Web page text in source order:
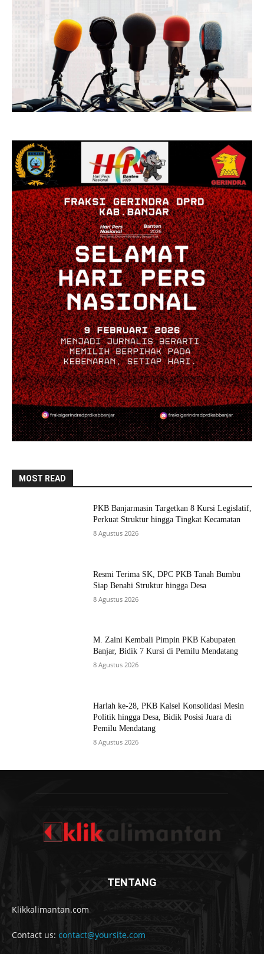
MOST READ
PKB Banjarmasin Targetkan 8 Kursi Legislatif,
Perkuat Struktur hingga Tingkat Kecamatan
8 Agustus 2026
Resmi Terima SK, DPC PKB Tanah Bumbu
Siap Benahi Struktur hingga Desa
8 Agustus 2026
M. Zaini Kembali Pimpin PKB Kabupaten
Banjar, Bidik 7 Kursi di Pemilu Mendatang
8 Agustus 2026
Harlah ke-28, PKB Kalsel Konsolidasi Mesin
Politik hingga Desa, Bidik Posisi Juara di
Pemilu Mendatang
8 Agustus 2026
TENTANG
Klikkalimantan.com
Contact us: contact@yoursite.com